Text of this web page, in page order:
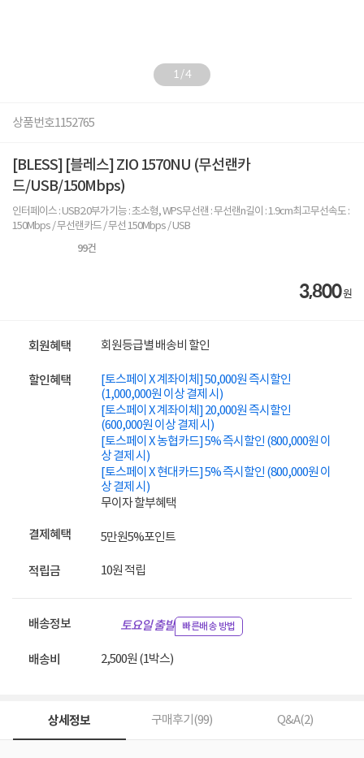
1/4
상품번호1152765
[BLESS] [블레스] ZIO 1570NU (무선랜카
드/USB/150Mbps)
인터페이스 : USB2.0부가기능 : 초소형, WPS무선랜 : 무선랜n길이 : 1.9cm최고무선속도 :
150Mbps / 무선랜카드 / 무선 150Mbps / USB
99건
3,800원
회원혜택 회원등급별 배송비 할인
할인혜택
[토스페이 X 계좌이체] 50,000원 즉시할인
(1,000,000원 이상 결제 시)
[토스페이 X 계좌이체] 20,000원 즉시할인
(600,000원 이상 결제 시)
[토스페이 X 농협카드] 5% 즉시할인 (800,000원 이
상 결제 시)
[토스페이 X 현대카드] 5% 즉시할인 (800,000원 이
상 결제 시)
무이자 할부혜택
결제혜택 5만원5%포인트
적립금 10원 적립
배송정보 토요일 출발 빠른배송 방법
배송비 2,500원 (1박스)
상세정보 구매후기(99) Q&A(2)